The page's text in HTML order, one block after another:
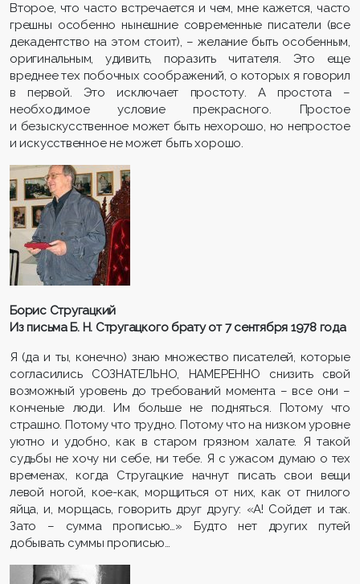
Второе, что часто встречается и чем, мне кажется, часто
грешны особенно нынешние современные писатели (все
декадентство на этом стоит), – желание быть особенным,
оригинальным, удивить, поразить читателя. Это еще
вреднее тех побочных соображений, о которых я говорил
в первой. Это исключает простоту. А простота –
необходимое условие прекрасного. Простое
и безыскусственное может быть нехорошо, но непростое
и искусственное не может быть хорошо.
Борис Стругацкий
Из письма Б. Н. Стругацкого брату от 7 сентября 1978 года
Я (да и ты, конечно) знаю множество писателей, которые
согласились СОЗНАТЕЛЬНО, НАМЕРЕННО снизить свой
возможный уровень до требований момента – все они –
конченые люди. Им больше не подняться. Потому что
страшно. Потому что трудно. Потому что на низком уровне
уютно и удобно, как в старом грязном халате. Я такой
судьбы не хочу ни себе, ни тебе. Я с ужасом думаю о тех
временах, когда Стругацкие начнут писать свои вещи
левой ногой, кое-как, морщиться от них, как от гнилого
яйца, и, морщась, говорить друг другу: «А! Сойдет и так.
Зато – сумма прописью…» Будто нет других путей
добывать суммы прописью…